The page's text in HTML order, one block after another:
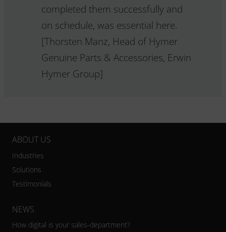
completed them successfully and
on schedule, was essential here.
[Thorsten Manz, Head of Hymer
Genuine Parts & Accessories, Erwin
Hymer Group]
ABOUT US
Industries
Solutions
Testimonials
NEWS
How digital is your sales-department?